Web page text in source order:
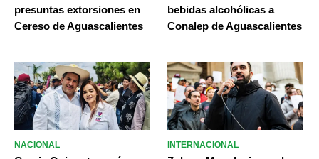
presuntas extorsiones en
Cereso de Aguascalientes
bebidas alcohólicas a
Conalep de Aguascalientes
NACIONAL INTERNACIONAL